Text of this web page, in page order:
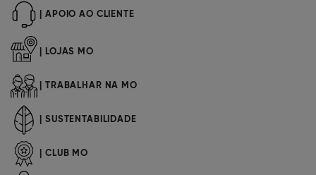
| APOIO AO CLIENTE
| LOJAS MO
| TRABALHAR NA MO
| SUSTENTABILIDADE
| CLUB MO